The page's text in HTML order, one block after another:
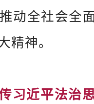
动全社会全
精神。
习近平法治